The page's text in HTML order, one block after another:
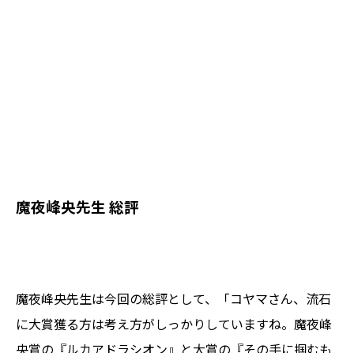
魔夜峰央先生 総評
魔夜峰央先生は今回の総評として、「コヤマさん、流石
に大賞獲る方は考え方がしっかりしていますね。魔夜峰
央賞の『ルカアドラシオン』と大賞の『その手に掴むも